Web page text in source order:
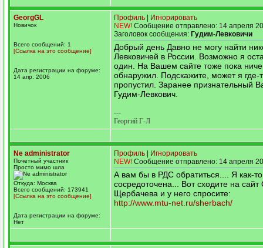
GeorgGL
Новичок
Всего сообщений: 1
[Ссылка на это сообщение]
Дата регистрации на форуме:
14 апр. 2006
Профиль
Игнорировать
NEW! Сообщение отправлено: 14 апреля
Заголовок сообщения: Гудим-Левковичи
Добрый день Давно не могу найти
Левковичей в России. Возможно я
один. На Вашем сайте тоже пока
обнаружил. Подскажите, может я где-
пропустил. Заранее признательный
Гудим-Левкович.
---
Георгий Г-Л
Ne administrator
Почетный участник
Просто мимо шла
Откуда: Москва
Всего сообщений: 173941
[Ссылка на это сообщение]
Дата регистрации на форуме:
Нет
Профиль
Игнорировать
NEW! Сообщение отправлено: 14 апреля
А вам бы в РДС обратиться.... Я как-
сосредоточена... Вот сходите на сайт
Щербачева и у него спросите:
http://www.mtu-net.ru/sherbach/